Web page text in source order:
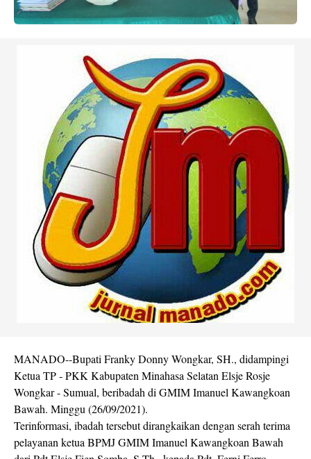
MANADO--Bupati Franky Donny Wongkar, SH., didampingi
Ketua TP - PKK Kabupaten Minahasa Selatan Elsje Rosje
Wongkar - Sumual, beribadah di GMIM Imanuel Kawangkoan
Bawah. Minggu (26/09/2021).
Terinformasi, ibadah tersebut dirangkaikan dengan serah terima
pelayanan ketua BPMJ GMIM Imanuel Kawangkoan Bawah